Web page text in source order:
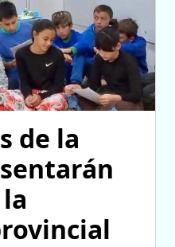
de la